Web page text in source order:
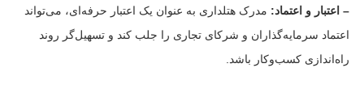
– اعتبار و اعتماد: مدرک هتلداری به عنوان یک اعتبار حرفه‌ای، می‌تواند
اعتماد سرمایه‌گذاران و شرکای تجاری را جلب کند و تسهیل‌گر روند
راه‌اندازی کسب‌وکار باشد.